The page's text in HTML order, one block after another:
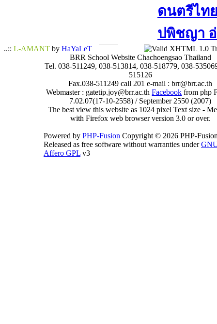
ดนตรีไท
ปพิชญา​ อ่
..:: L-AMANT by HaYaLeT
BRR School Website Chachoengsao Thailand
Tel. 038-511249, 038-513814, 038-518779, 038-
515126
Fax.038-511249 call 201 e-mail : brr@brr.ac.th
Webmaster : gatetip.joy@brr.ac.thFacebook from php
7.02.07(17-10-2558) / September 2550 (2007)
The best view this website as 1024 pixel Text size -
with Firefox web browser version 3.0 or over.
Powered by PHP-Fusion Copyright © 2026 PHP-
Released as free software without warranties under
Affero GPL v3